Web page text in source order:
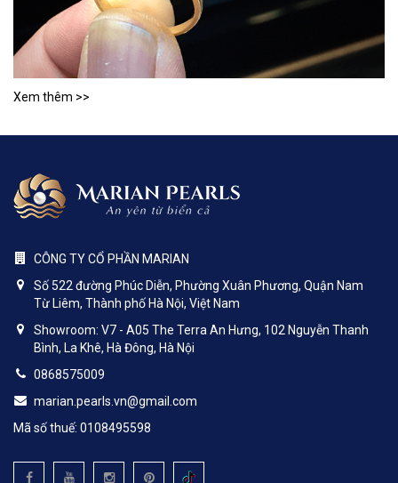
Xem thêm >>
CÔNG TY CỔ PHẦN MARIAN
Số 522 đường Phúc Diễn, Phường Xuân Phương, Quận Nam
Từ Liêm, Thành phố Hà Nội, Việt Nam
Showroom: V7 - A05 The Terra An Hưng, 102 Nguyễn Thanh
Bình, La Khê, Hà Đông, Hà Nội
0868575009
marian.pearls.vn@gmail.com
Mã số thuế: 0108495598